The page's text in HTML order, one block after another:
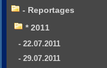
- Reportages
* 2011
- 22.07.2011
- 29.07.2011